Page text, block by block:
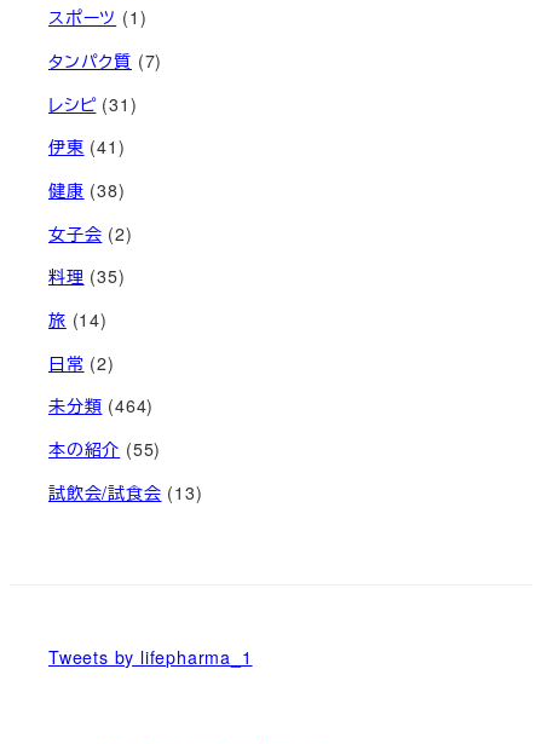
スポーツ (1)
タンパク質 (7)
レシピ(31)
伊東 (41)
健康 (38)
女子会 (2)
料理 (35)
旅 (14)
日常 (2)
未分類 (464)
本の紹介 (55)
試飲会/試食会 (13)
Tweets by lifepharma_1